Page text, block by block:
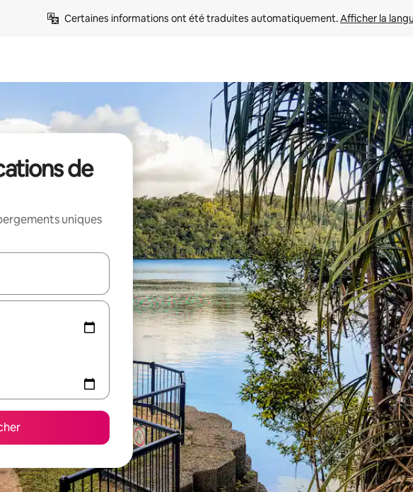
Certaines informations ont été traduites automatiquement. Afficher la
de
uniques
utilisez les flèches vers le haut et vers le bas pour les parcourir ou en appuyant et en